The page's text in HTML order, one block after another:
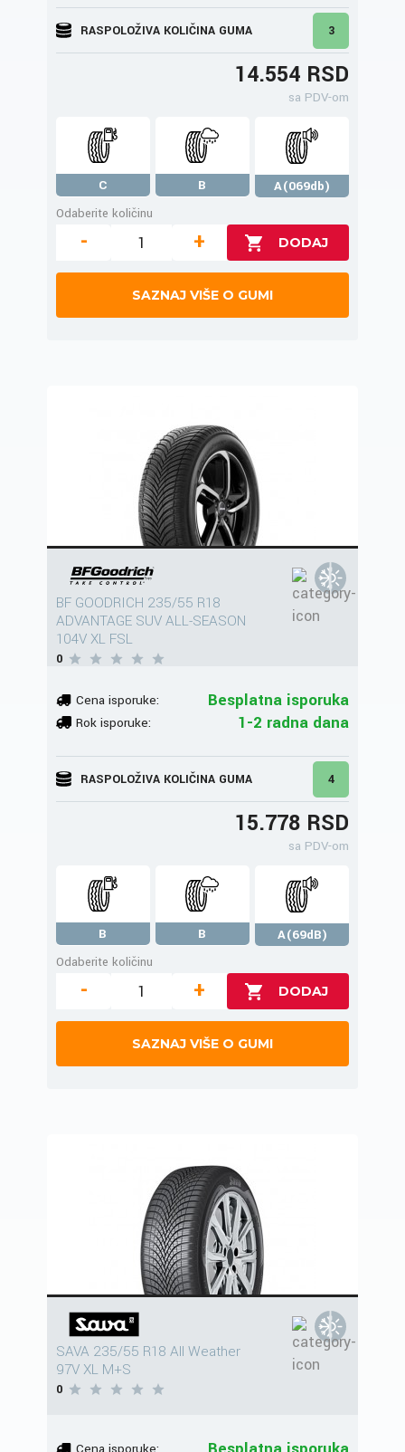
RASPOLOŽIVA KOLIČINA GUMA 3
14.554 RSD
sa PDV-om
C B
A(069db)
Odaberite količinu
- +
SAZNAJ VIŠE O GUMI
BF GOODRICH 235/55 R18
ADVANTAGE SUV ALL-SEASON
104V XL FSL
0
Cena isporuke: Besplatna isporuka
Rok isporuke: 1-2 radna dana
RASPOLOŽIVA KOLIČINA GUMA 4
15.778 RSD
sa PDV-om
B B
A(69dB)
Odaberite količinu
- +
SAZNAJ VIŠE O GUMI
SAVA 235/55 R18 All Weather
97V XL M+S
0